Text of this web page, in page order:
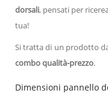
dorsali, pensati per
tua!
Si tratta di un prodotto
combo qualità-prezzo.
Dimensioni pannello